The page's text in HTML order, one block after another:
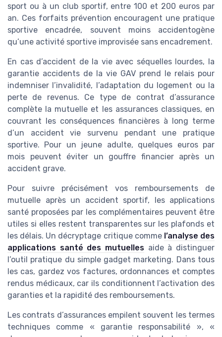
sport ou à un club sportif, entre 100 et 200 euros par
an. Ces forfaits prévention encouragent une pratique
sportive encadrée, souvent moins accidentogène
qu’une activité sportive improvisée sans encadrement.
En cas d’accident de la vie avec séquelles lourdes, la
garantie accidents de la vie GAV prend le relais pour
indemniser l’invalidité, l’adaptation du logement ou la
perte de revenus. Ce type de contrat d’assurance
complète la mutuelle et les assurances classiques, en
couvrant les conséquences financières à long terme
d’un accident vie survenu pendant une pratique
sportive. Pour un jeune adulte, quelques euros par
mois peuvent éviter un gouffre financier après un
accident grave.
Pour suivre précisément vos remboursements de
mutuelle après un accident sportif, les applications
santé proposées par les complémentaires peuvent être
utiles si elles restent transparentes sur les plafonds et
les délais. Un décryptage critique comme l’analyse des
applications santé des mutuelles aide à distinguer
l’outil pratique du simple gadget marketing. Dans tous
les cas, gardez vos factures, ordonnances et comptes
rendus médicaux, car ils conditionnent l’activation des
garanties et la rapidité des remboursements.
Les contrats d’assurances empilent souvent les termes
techniques comme « garantie responsabilité », «